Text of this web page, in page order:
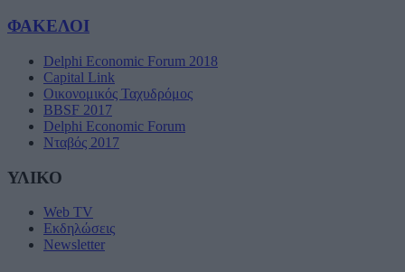
ΦΑΚΕΛΟΙ
Delphi Economic Forum 2018
Capital Link
Οικονομικός Ταχυδρόμος
BBSF 2017
Delphi Economic Forum
Νταβός 2017
ΥΛΙΚΟ
Web TV
Εκδηλώσεις
Newsletter